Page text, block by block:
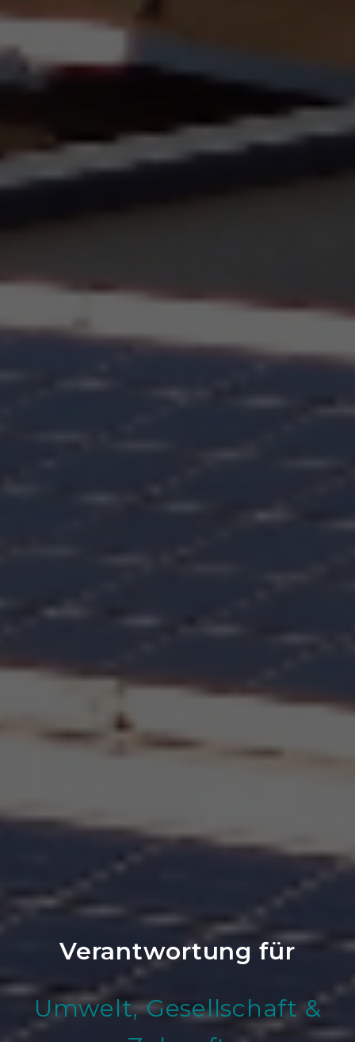
Verantwortung für
Umwelt, Gesellschaft &